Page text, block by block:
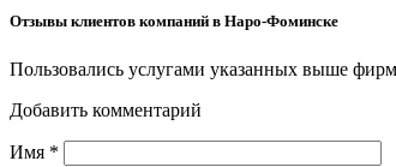
Отзывы клиентов компаний в Наро-Фоминске
Пользовались услугами указанных выше
Добавить комментарий
Имя *